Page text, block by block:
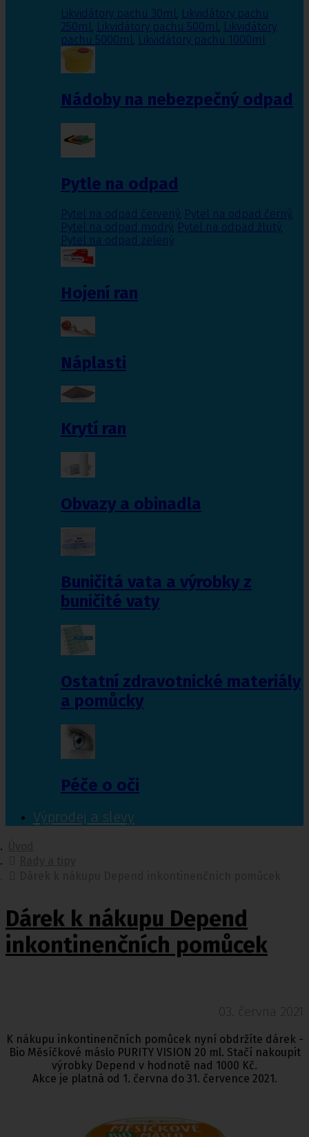
Likvidátory pachu 30ml, Likvidátory pachu
250ml, Likvidátory pachu 500ml, Likvidátory
pachu 5000ml, Likvidátory pachu 1000ml
Nádoby na nebezpečný odpad
Pytle na odpad
Pytel na odpad červený, Pytel na odpad černý,
Pytel na odpad modrý, Pytel na odpad žlutý,
Pytel na odpad zelený
Hojení ran
Náplasti
Krytí ran
Obvazy a obinadla
Buničitá vata a výrobky z
buničité vaty
Ostatní zdravotnické materiály
a pomůcky
Péče o oči
Výprodej a slevy
Dárek k nákupu Depend
inkontinenčních pomůcek
03. června 2021
K nákupu inkontinenčních pomůcek nyní obdržíte dárek -
Bio Měsíčkové máslo PURITY VISION 20 ml. Stačí nakoupit
výrobky Depend v hodnotě nad 1000 Kč.
Akce je platná od 1. června do 31. července 2021.